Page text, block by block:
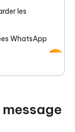
les
WhatsApp